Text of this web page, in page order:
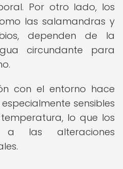
Por otro lado, los
las salamandras y
dependen de la
circundante para
con el entorno hace
sensibles
lo que los
a las alteraciones